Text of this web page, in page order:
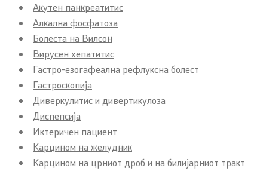
Интервјуа
Прес-конференции
Слободен пристап до информации
од јавен карактер
Листа на информации од јавен
карактер
Анкети
Акутен панкреатитис
Алкална фосфатоза
Болеста на Вилсон
Вирусен хепатитис
Гастро-езогафеална рефлуксна болест
Гастроскопија
Диверкулитис и дивертикулоза
Диспепсија
Иктеричен пациент
Карцином на желудник
Карцином на црниот дроб и на билијарниот тракт